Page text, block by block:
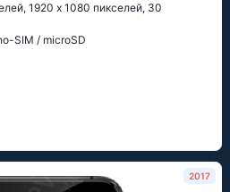
1920 x 1080 пикселей, 30
SIM / microSD
2017